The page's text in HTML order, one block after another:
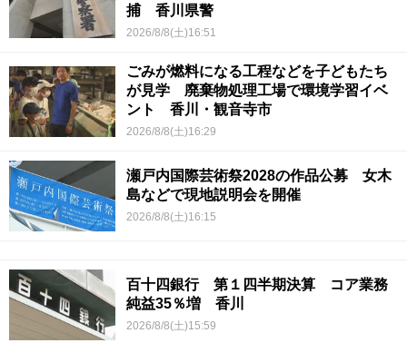
捕 香川県警
2026/8/8(土)16:51
ごみが燃料になる工程などを子どもたち
が見学 廃棄物処理工場で環境学習イベ
ント 香川・観音寺市
2026/8/8(土)16:29
瀬戸内国際芸術祭2028の作品公募 女木
島などで現地説明会を開催
2026/8/8(土)16:15
百十四銀行 第１四半期決算 コア業務
純益35％増 香川
2026/8/8(土)15:59